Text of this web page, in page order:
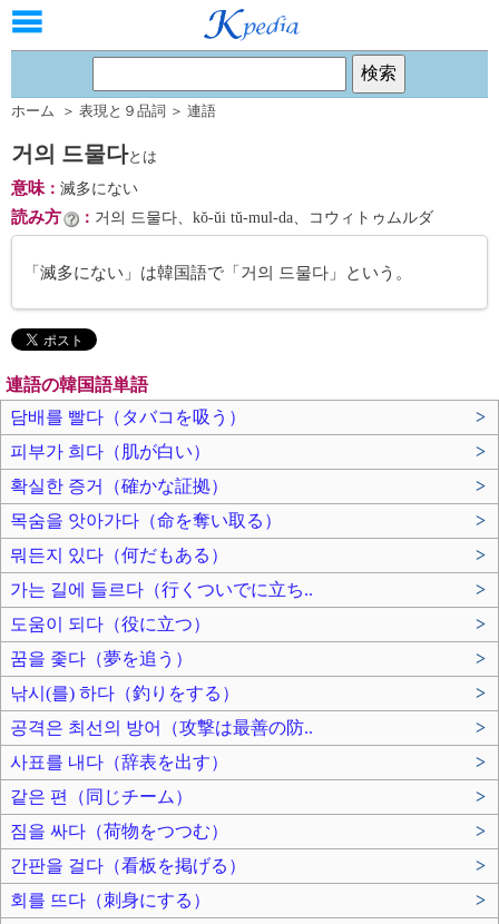
ホーム ＞ 表現と９品詞 ＞ 連語
거의 드물다とは
意味： 滅多にない
読み方 ： 거의 드물다、kŏ-ŭi tŭ-mul-da、コウィトゥムルダ
「滅多にない」は韓国語で「거의 드물다」という。
連語の韓国語単語
담배를 빨다（タバコを吸う）
>
피부가 희다（肌が白い）
>
확실한 증거（確かな証拠）
>
목숨을 앗아가다（命を奪い取る）
>
뭐든지 있다（何だもある）
>
가는 길에 들르다（行くついでに立ち..
>
도움이 되다（役に立つ）
>
꿈을 좇다（夢を追う）
>
낚시(를) 하다（釣りをする）
>
공격은 최선의 방어（攻撃は最善の防..
>
사표를 내다（辞表を出す）
>
같은 편（同じチーム）
>
짐을 싸다（荷物をつつむ）
>
간판을 걸다（看板を掲げる）
>
회를 뜨다（刺身にする）
>